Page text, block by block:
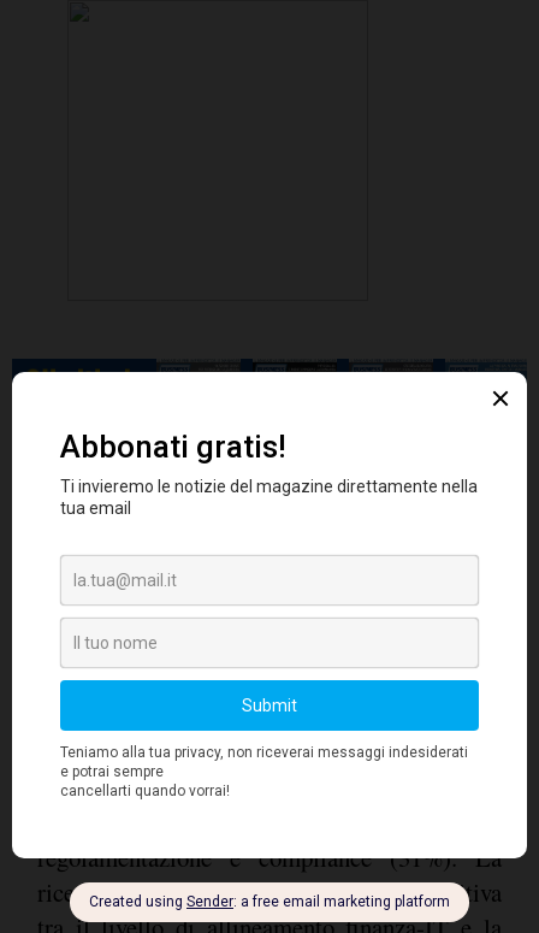
di primo piano visto che il talento sarà
fondamentale per il successo
dell'organizzazione
classificano le competenze più importanti per
supportare la trasformazione digitale della
finanza nei prossimi tre anni mettendo al
primo posto la capacità di analizzare i dati
regolamentazione e compliance (31%). La
ricerca, inoltre, nota una correlazione positiva